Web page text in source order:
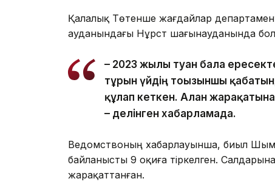
Қалалық Төтенше жағдайлар
ауданындағы Нұрсәт шағынауданында
– 2023 жылы туған бала
тұрғын үйдің тоғызыншы
құлап кеткен. Алған
– делінген хабарламада.
Ведомствоның хабарлауынша, биыл
байланысты 9 оқиға тіркелген.
жарақаттанған.